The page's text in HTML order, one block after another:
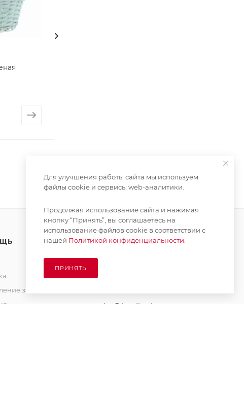
заказа
order@kupikashpo.ru
Для улучшения работы сайта мы используем
файлы cookie и сервисы web-аналитики.
Продолжая использование сайта и нажимая
кнопку “Принять”, вы соглашаетесь на
использование файлов cookie в соответствии с
нашей Политикой конфиденциальности.
ПРИНЯТЬ